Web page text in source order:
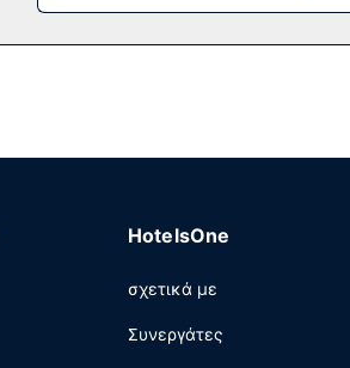
στη δωρεάν δεξίωση που λαμβάνει
HotelsOne
σχετικά με
Συνεργάτες